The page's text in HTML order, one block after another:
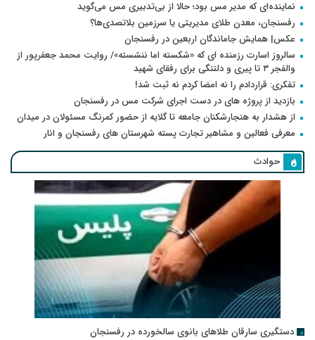
نماینده‌ای که مدیر مس بود؛ حالا از بی‌تدبیری مس می‌گوید
رفسنجان، معدن طلای مدیریتی یا سرزمین بلاتصدی‌ها؟
عکس| همایش جاماندگان اربعین در رفسنجان
سالروز اسارت رزمنده ای که «شکسته اما ننشسته»/ روایت محمد جعفرپور از
والفجر ۳ تا پیری و دلتنگی برای رفقای شهید
تفکری: قراردادم را نه امضا کردم نه ثبت شد!
بازدید از پروژه های در دست اجرای شرکت مس در رفسنجان
از هشدار به هنجارشکنان جامعه تا گلایه از حضور کمرنگ مسئولان در میدان
معرفی فعالین و مشاهیر تجارت پسته شهرستان های رفسنجان و انار
حوادث
دستگیری سارقان طلاهای بانوی سالخورده در رفسنجان